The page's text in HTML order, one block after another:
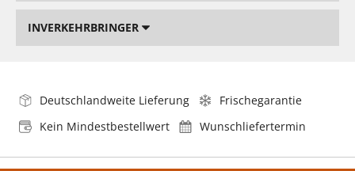
INVERKEHRBRINGER
Deutschlandweite Lieferung
Frischegarantie
Kein Mindestbestellwert
Wunschliefertermin